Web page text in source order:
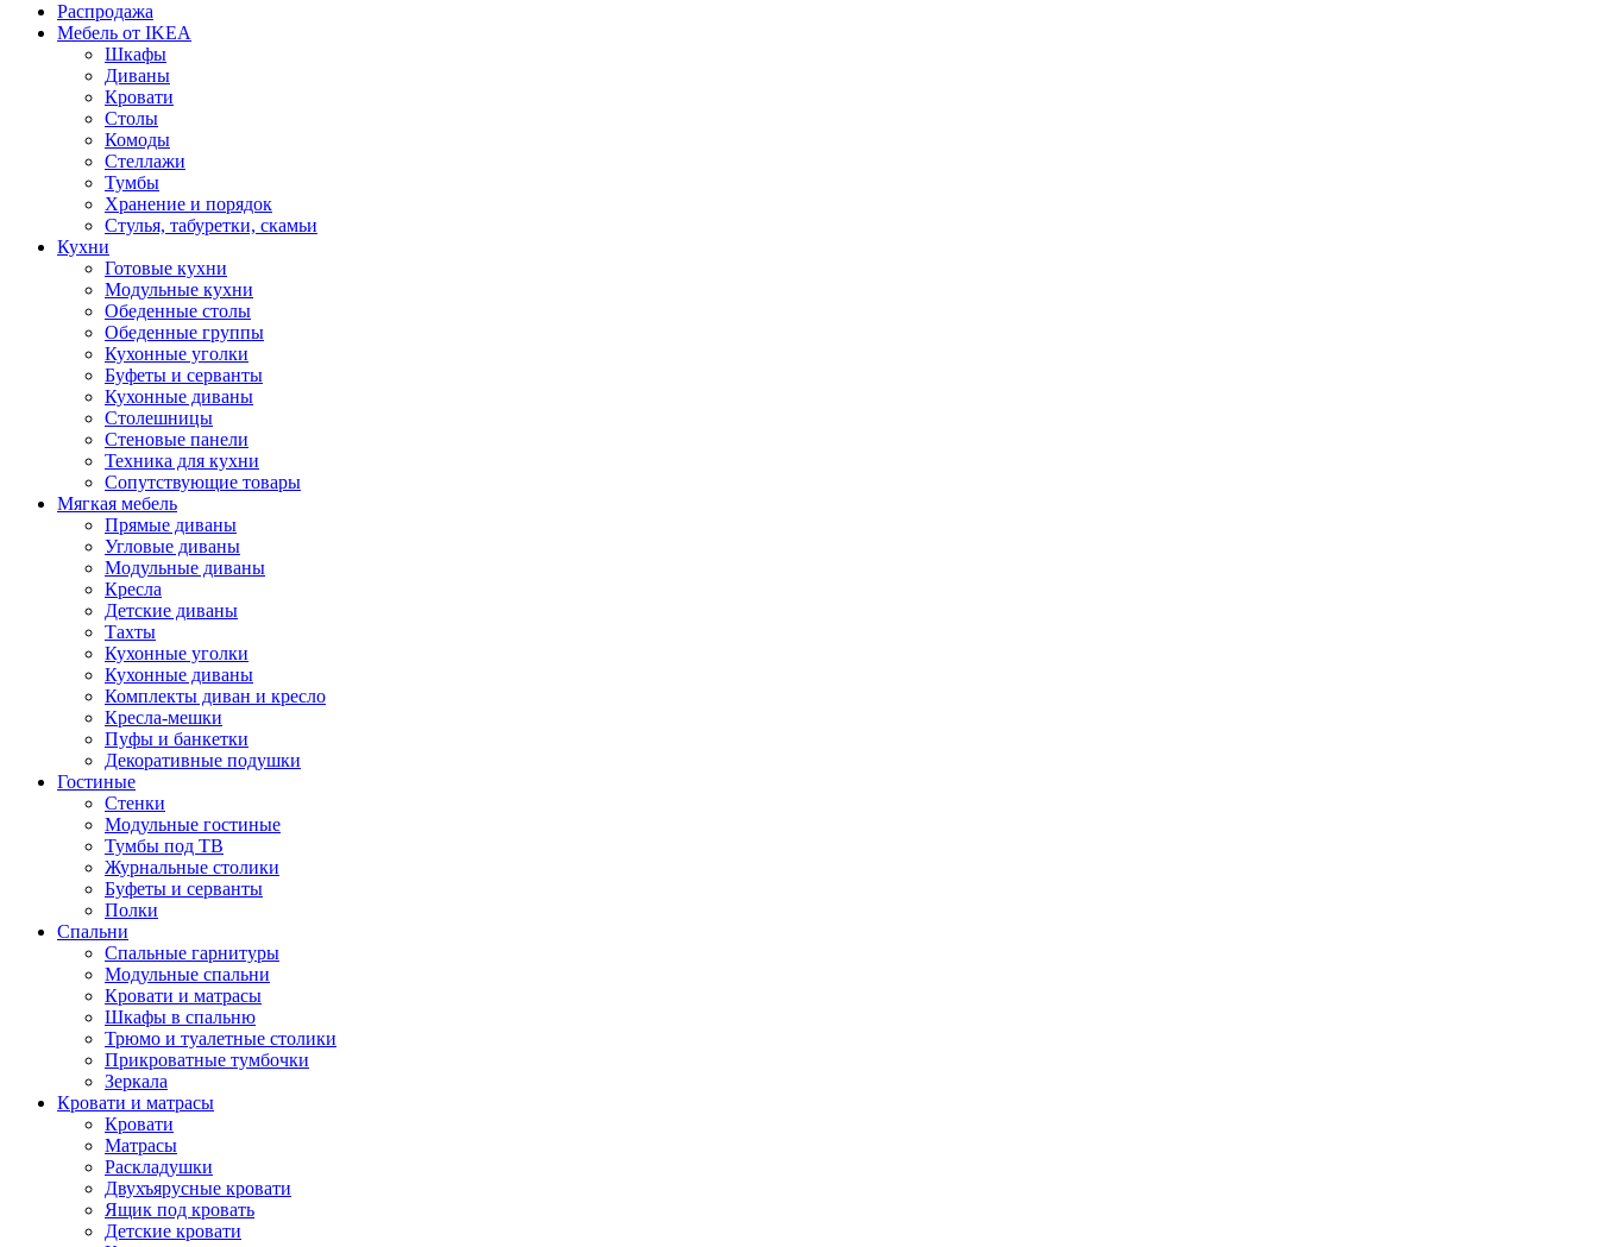
Распродажа
Мебель от IKEA
Шкафы
Диваны
Кровати
Столы
Комоды
Стеллажи
Тумбы
Хранение и порядок
Стулья, табуретки, скамьи
Кухни
Готовые кухни
Модульные кухни
Обеденные столы
Обеденные группы
Кухонные уголки
Буфеты и серванты
Кухонные диваны
Столешницы
Стеновые панели
Техника для кухни
Сопутствующие товары
Мягкая мебель
Прямые диваны
Угловые диваны
Модульные диваны
Кресла
Детские диваны
Тахты
Кухонные уголки
Кухонные диваны
Комплекты диван и кресло
Кресла-мешки
Пуфы и банкетки
Декоративные подушки
Гостиные
Стенки
Модульные гостиные
Тумбы под ТВ
Журнальные столики
Буфеты и серванты
Полки
Спальни
Спальные гарнитуры
Модульные спальни
Кровати и матрасы
Шкафы в спальню
Трюмо и туалетные столики
Прикроватные тумбочки
Зеркала
Кровати и матрасы
Кровати
Матрасы
Раскладушки
Двухъярусные кровати
Ящик под кровать
Детские кровати